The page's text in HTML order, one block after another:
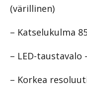
(värillinen)
– Katselukulma
– LED-
– Korkea